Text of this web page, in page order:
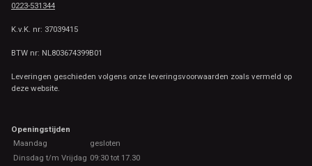
0223-531344
K.v.K. nr: 37039415
BTW nr: NL803674399B01
Leveringen geschieden volgens onze leveringsvoorwaarden zoals vermeld op
deze website.
Openingstijden
Maandag
gesloten
Dinsdag t/m Vrijdag 09:30 tot 17.30